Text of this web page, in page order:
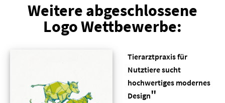
Weitere abgeschlossene
Logo Wettbewerbe:
Tierarztpraxis für
Nutztiere sucht
hochwertiges modernes
Design"